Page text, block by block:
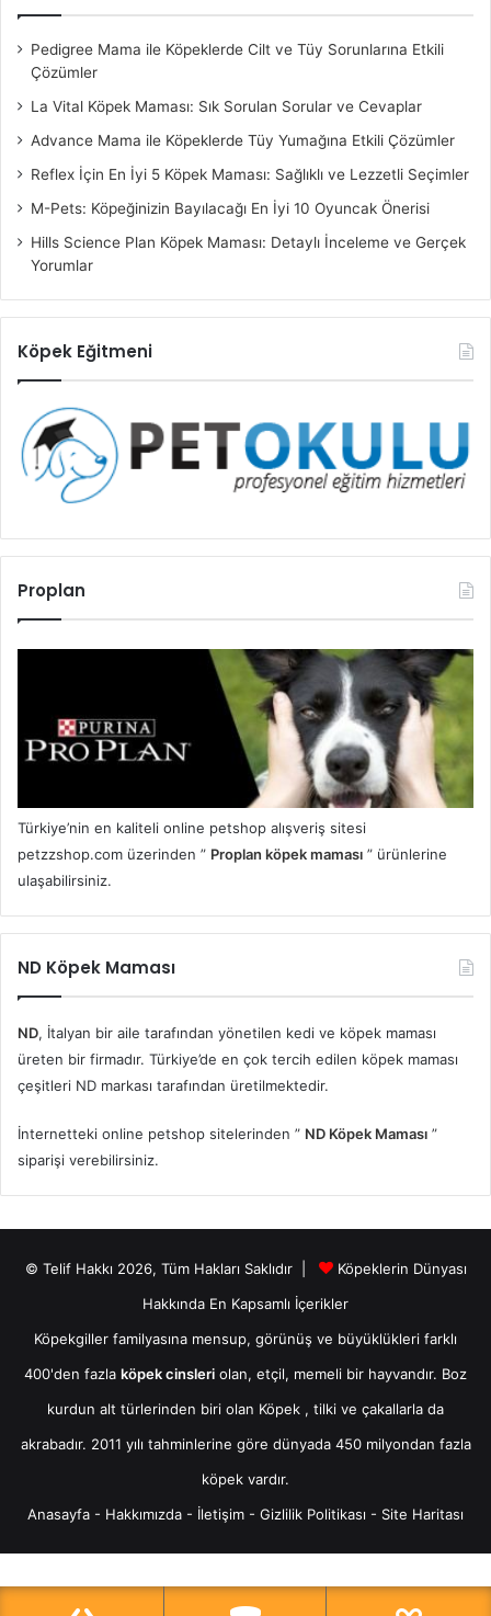
Pedigree Mama ile Köpeklerde Cilt ve Tüy Sorunlarına Etkili
Çözümler
La Vital Köpek Maması: Sık Sorulan Sorular ve Cevaplar
Advance Mama ile Köpeklerde Tüy Yumağına Etkili Çözümler
Reflex İçin En İyi 5 Köpek Maması: Sağlıklı ve Lezzetli Seçimler
M-Pets: Köpeğinizin Bayılacağı En İyi 10 Oyuncak Önerisi
Hills Science Plan Köpek Maması: Detaylı İnceleme ve Gerçek
Yorumlar
Köpek Eğitmeni
Proplan
Türkiye’nin en kaliteli online petshop alışveriş sitesi
petzzshop.com üzerinden ” Proplan köpek maması ” ürünlerine
ulaşabilirsiniz.
ND Köpek Maması
ND, İtalyan bir aile tarafından yönetilen kedi ve köpek maması
üreten bir firmadır. Türkiye’de en çok tercih edilen köpek maması
çeşitleri ND markası tarafından üretilmektedir.
İnternetteki online petshop sitelerinden ” ND Köpek Maması ”
siparişi verebilirsiniz.
© Telif Hakkı 2026, Tüm Hakları Saklıdır |
Köpeklerin Dünyası
Hakkında En Kapsamlı İçerikler
Köpekgiller familyasına mensup, görünüş ve büyüklükleri farklı
400'den fazla köpek cinsleri olan, etçil, memeli bir hayvandır. Boz
kurdun alt türlerinden biri olan Köpek , tilki ve çakallarla da
akrabadır. 2011 yılı tahminlerine göre dünyada 450 milyondan fazla
köpek vardır.
Anasayfa - Hakkımızda - İletişim - Gizlilik Politikası - Site Haritası